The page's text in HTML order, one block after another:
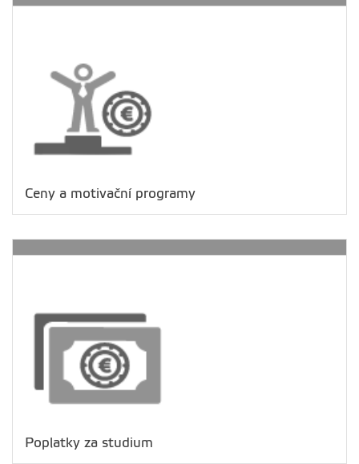
Ceny a motivační programy
Poplatky za studium